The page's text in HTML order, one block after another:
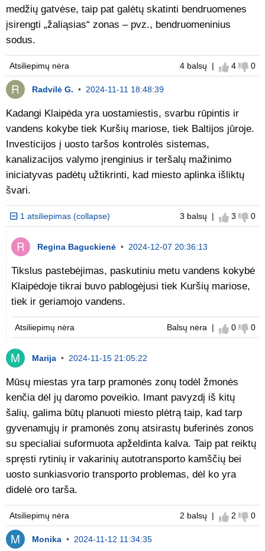
medžių gatvėse, taip pat galėtų skatinti bendruomenes
įsirengti „žaliąsias“ zonas – pvz., bendruomeninius
sodus.
4 balsų | Sutinku
4 0
Atsiliepimų nėra
Radvilė G. • 2024-11-11 18:48:39
Kadangi Klaipėda yra uostamiestis, svarbu rūpintis ir
vandens kokybe tiek Kuršių mariose, tiek Baltijos jūroje.
Investicijos į uosto taršos kontrolės sistemas,
kanalizacijos valymo įrenginius ir teršalų mažinimo
iniciatyvas padėtų užtikrinti, kad miesto aplinka išliktų
švari.
3 balsų | Sutinku
3 0
1 atsiliepimas (collapse)
Regina Baguckienė • 2024-12-07 20:36:13
Tikslus pastebėjimas, paskutiniu metu vandens kokybė
Klaipėdoje tikrai buvo pablogėjusi tiek Kuršių mariose,
tiek ir geriamojo vandens.
Balsų nėra | Sutinku
0 0
Atsiliepimų nėra
Marija • 2024-11-15 21:05:22
Mūsų miestas yra tarp pramonės zonų todėl žmonės
kenčia dėl jų daromo poveikio. Imant pavyzdį iš kitų
šalių, galima būtų planuoti miesto plėtrą taip, kad tarp
gyvenamųjų ir pramonės zonų atsirastų buferinės zonos
su specialiai suformuota apželdinta kalva. Taip pat reiktų
spręsti rytinių ir vakarinių autotransporto kamščių bei
uosto sunkiasvorio transporto problemas, dėl ko yra
didelė oro tarša.
2 balsų | Sutinku
2 0
Atsiliepimų nėra
Monika • 2024-11-12 11:34:35